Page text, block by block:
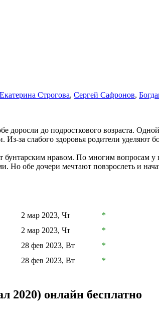
Екатерина Строгова, Сергей Сафронов,
доросли до подросткового возраста.
за слабого здоровья родители уделяют
бунтарским нравом. По многим вопросам
Но обе дочери мечтают повзрослеть и
2 мар 2023, Чт
*
2 мар 2023, Чт
*
28 фев 2023, Вт
*
28 фев 2023, Вт
*
2020) онлайн бесплатно